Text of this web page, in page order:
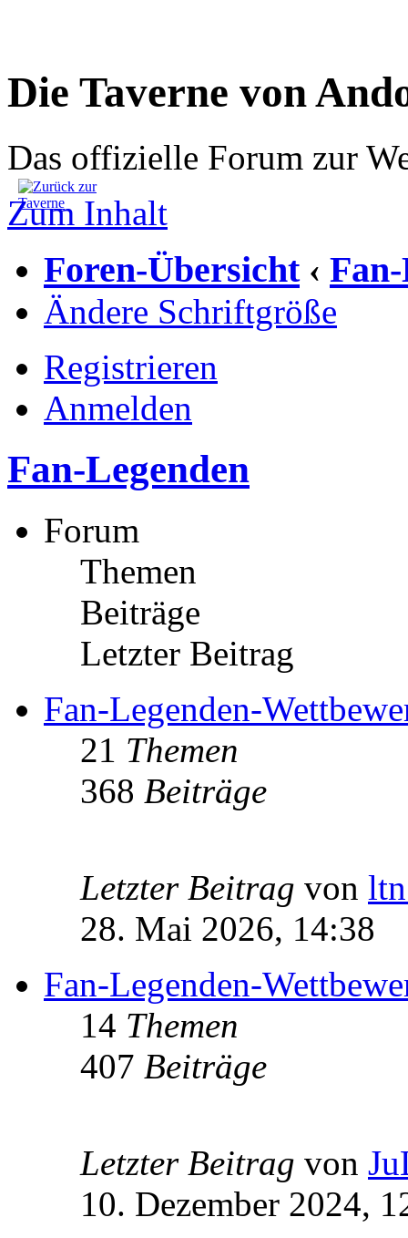
Die Taverne von
Das offizielle Forum zur
Zum Inhalt
Foren-Übersicht ‹
Ändere Schriftgröße
Registrieren
Anmelden
Fan-Legenden
Forum
Themen
Beiträge
Letzter Beitrag
Fan-Legenden-
21 Themen
368 Beiträge
Letzter Beitrag von
28. Mai 2026, 14:38
Fan-Legenden-
14 Themen
407 Beiträge
Letzter Beitrag von
10. Dezember 2024,